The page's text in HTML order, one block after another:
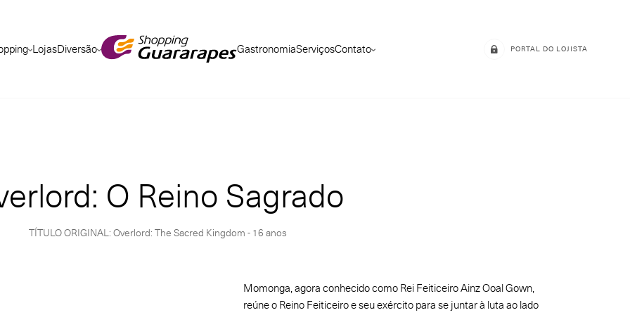
LojasDiversão GastronomiaServiçosContato PORTAL DO LOJISTA
O Reino Sagrado
TÍTULO ORIGINAL: Overlord: The Sacred Kingdom - 16 anos
Momonga, agora conhecido como Rei Feiticeiro Ainz Ooal Gown,
reúne o Reino Feiticeiro e seu exército para se juntar à luta ao lado